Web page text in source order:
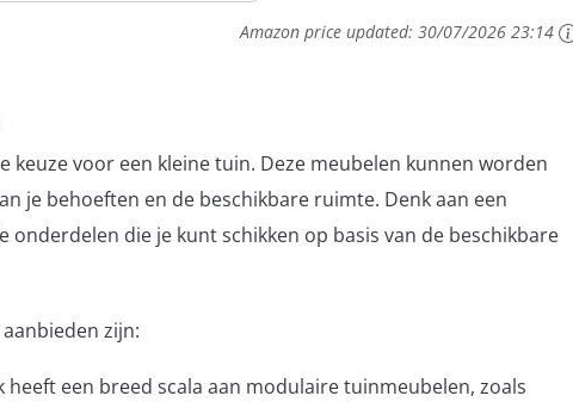
Amazon price updated: 30/07/2026 23:14
keuze voor een kleine tuin. Deze meubelen kunnen worden
je behoeften en de beschikbare ruimte. Denk aan een
die je kunt schikken op basis van de beschikbare
zijn:
heeft een breed scala aan modulaire tuinmeubelen, zoals